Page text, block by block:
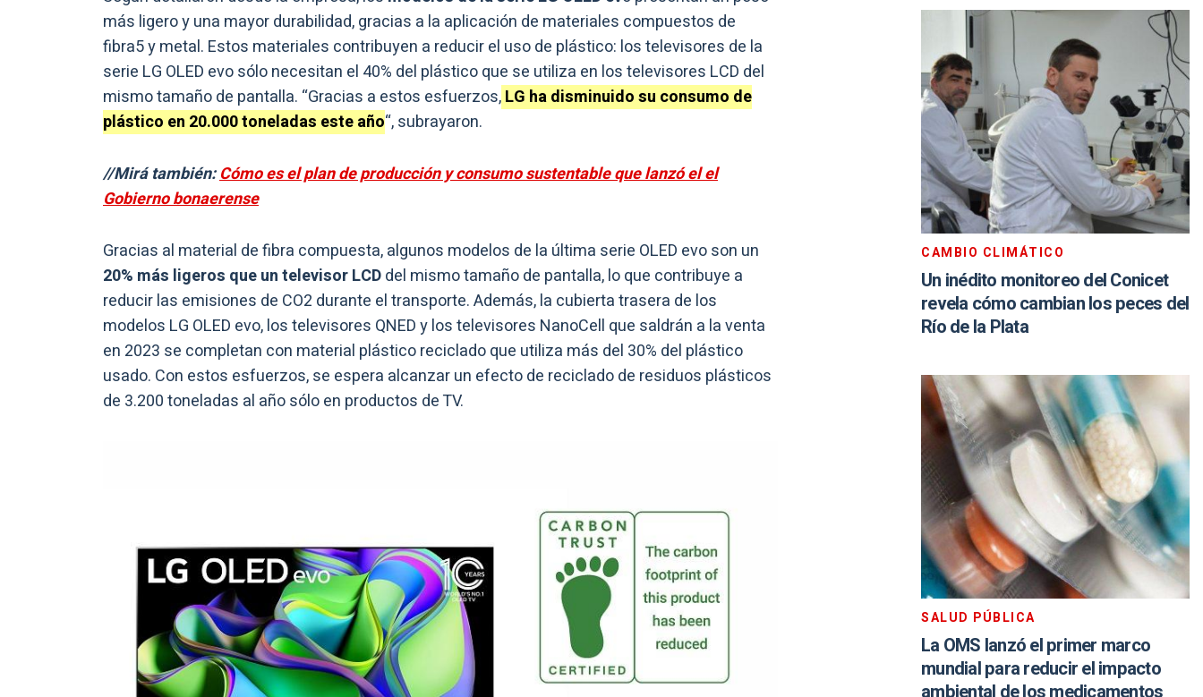
más ligero y una mayor durabilidad, gracias a la aplicación de materiales compuestos de
fibra5 y metal. Estos materiales contribuyen a reducir el uso de plástico: los televisores de la
serie LG OLED evo sólo necesitan el 40% del plástico que se utiliza en los televisores LCD del
mismo tamaño de pantalla. “Gracias a estos esfuerzos,LG ha disminuido su consumo de
plástico en 20.000 toneladas este año“, subrayaron.
//Mirá también:Cómo es el plan de producción y consumo sustentable que lanzó el el
Gobierno bonaerense
Gracias al material de fibra compuesta, algunos modelos de la última serie OLED evo son un
20% más ligeros que un televisor LCDdel mismo tamaño de pantalla, lo que contribuye a
reducir las emisiones de CO2 durante el transporte. Además, la cubierta trasera de los
modelos LG OLED evo, los televisores QNED y los televisores NanoCell que saldrán a la venta
en 2023 se completan con material plástico reciclado que utiliza más del 30% del plástico
usado. Con estos esfuerzos, se espera alcanzar un efecto de reciclado de residuos plásticos
de 3.200 toneladas al año sólo en productos de TV.
CAMBIO CLIMÁTICO
Un inédito monitoreo del Conicet
revela cómo cambian los peces del
Río de la Plata
SALUD PÚBLICA
La OMS lanzó el primer marco
mundial para reducir el impacto